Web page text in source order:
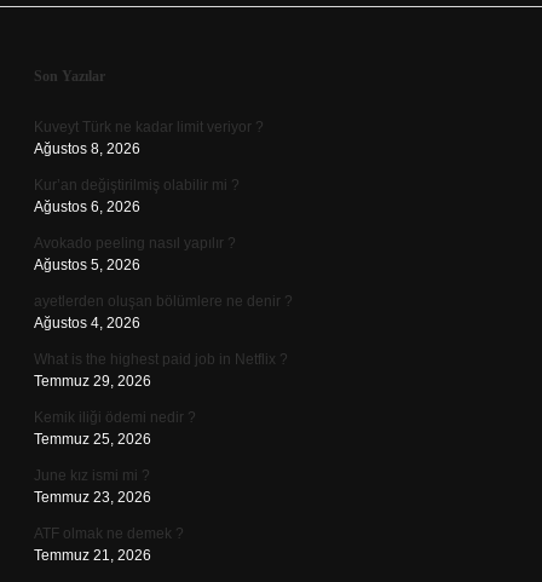
Sidebar
Son Yazılar
Kuveyt Türk ne kadar limit veriyor ?
Ağustos 8, 2026
Kur’an değiştirilmiş olabilir mi ?
Ağustos 6, 2026
Avokado peeling nasıl yapılır ?
Ağustos 5, 2026
ayetlerden oluşan bölümlere ne denir ?
Ağustos 4, 2026
What is the highest paid job in Netflix ?
Temmuz 29, 2026
Kemik iliği ödemi nedir ?
Temmuz 25, 2026
June kız ismi mi ?
Temmuz 23, 2026
ATF olmak ne demek ?
Temmuz 21, 2026